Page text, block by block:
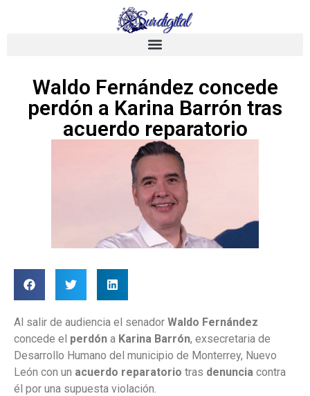
Waldo Fernández concede
perdón a Karina Barrón tras
acuerdo reparatorio
Al salir de audiencia el senador Waldo Fernández
concede el perdón a Karina Barrón, exsecretaria de
Desarrollo Humano del municipio de Monterrey, Nuevo
León con un acuerdo reparatorio tras denuncia contra
él por una supuesta violación.